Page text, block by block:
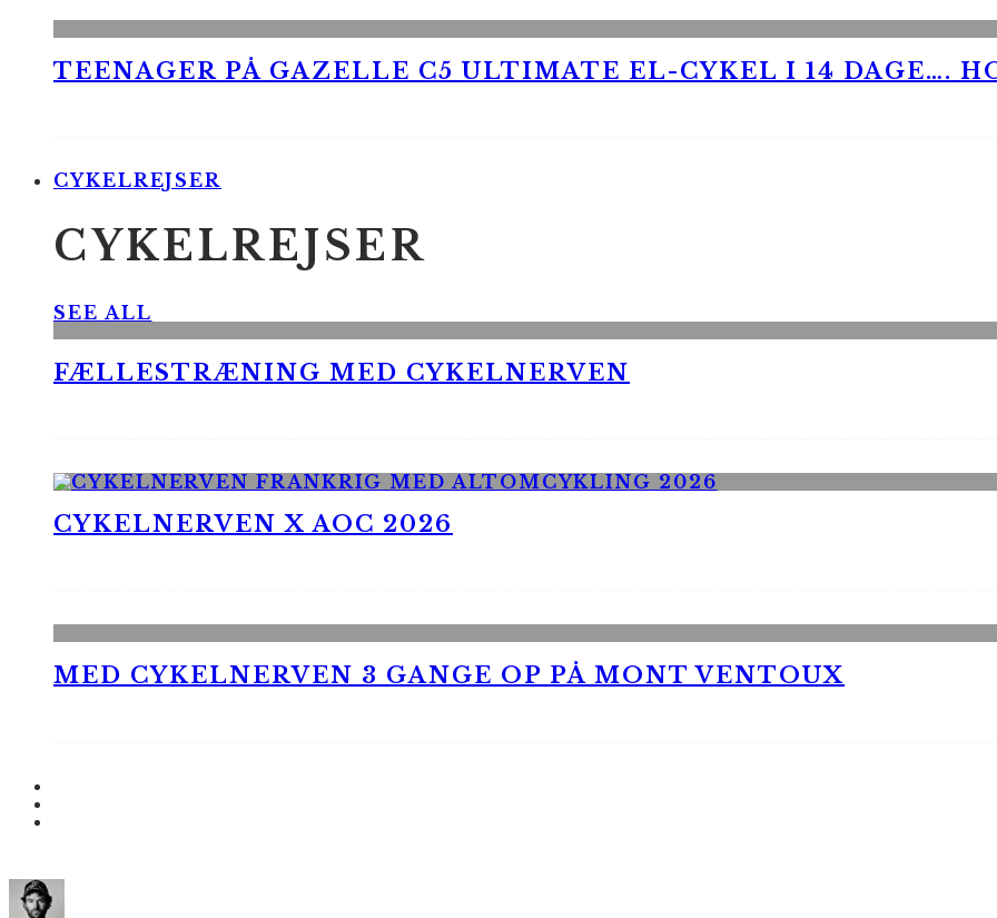
TEENAGER PÅ GAZELLE C5 ULTIMATE EL-CYKEL I 14 DAGE….
CYKELREJSER
CYKELREJSER
SEE ALL
FÆLLESTRÆNING MED CYKELNERVEN
CYKELNERVEN X AOC 2026
MED CYKELNERVEN 3 GANGE OP PÅ MONT VENTOUX